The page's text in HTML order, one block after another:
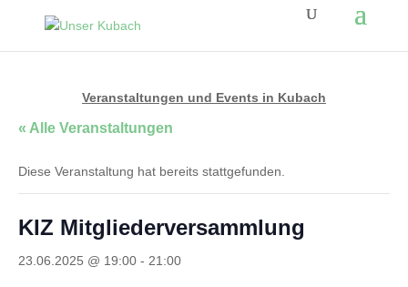
Veranstaltungen und Events in Kubach
« Alle Veranstaltungen
Diese Veranstaltung hat bereits stattgefunden.
KIZ Mitgliederversammlung
23.06.2025 @ 19:00 - 21:00